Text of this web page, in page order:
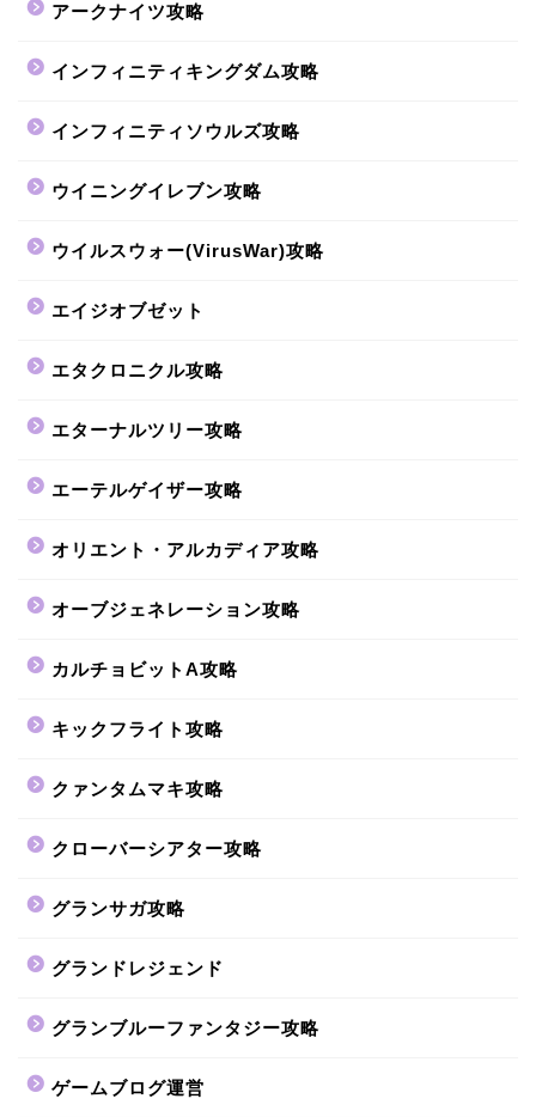
アークナイツ攻略
インフィニティキングダム攻略
インフィニティソウルズ攻略
ウイニングイレブン攻略
ウイルスウォー(VirusWar)攻略
エイジオブゼット
エタクロニクル攻略
エターナルツリー攻略
エーテルゲイザー攻略
オリエント・アルカディア攻略
オーブジェネレーション攻略
カルチョビットA攻略
キックフライト攻略
クァンタムマキ攻略
クローバーシアター攻略
グランサガ攻略
グランドレジェンド
グランブルーファンタジー攻略
ゲームブログ運営